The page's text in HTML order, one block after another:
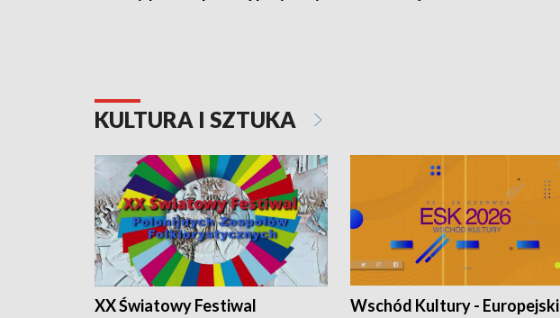
KULTURA I SZTUKA
XX Światowy Festiwal
Wschód Kultury - Europejski